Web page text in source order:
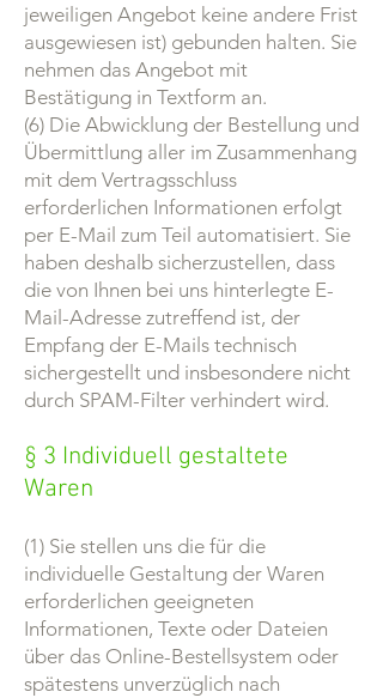
jeweiligen Angebot keine andere Frist
ausgewiesen ist) gebunden halten. Sie
nehmen das Angebot mit
Bestätigung in Textform an.
(6) Die Abwicklung der Bestellung und
Übermittlung aller im Zusammenhang
mit dem Vertragsschluss
erforderlichen Informationen erfolgt
per E-Mail zum Teil automatisiert. Sie
haben deshalb sicherzustellen, dass
die von Ihnen bei uns hinterlegte E-
Mail-Adresse zutreffend ist, der
Empfang der E-Mails technisch
sichergestellt und insbesondere nicht
durch SPAM-Filter verhindert wird.
§ 3 Individuell gestaltete
Waren
(1) Sie stellen uns die für die
individuelle Gestaltung der Waren
erforderlichen geeigneten
Informationen, Texte oder Dateien
über das Online-Bestellsystem oder
spätestens unverzüglich nach